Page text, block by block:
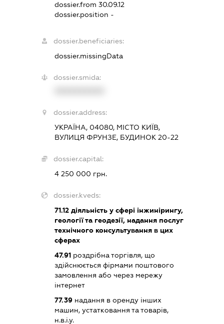
dossier.from 30.09.12
dossier.position -
dossier.beneficiaries:
dossier.missingData
dossier.smida:
dossier.address:
УКРАЇНА, 04080, МІСТО КИЇВ,
ВУЛИЦЯ ФРУНЗЕ, БУДИНОК 20-22
dossier.capital:
4 250 000 грн.
dossier.kveds:
71.12 діяльність у сфері інжинірингу,
геології та геодезії, надання послуг
технічного консультування в цих
сферах
47.91 роздрібна торгівля, що
здійснюється фірмами поштового
замовлення або через мережу
інтернет
77.39 надання в оренду інших
машин, устатковання та товарів,
н.в.і.у.